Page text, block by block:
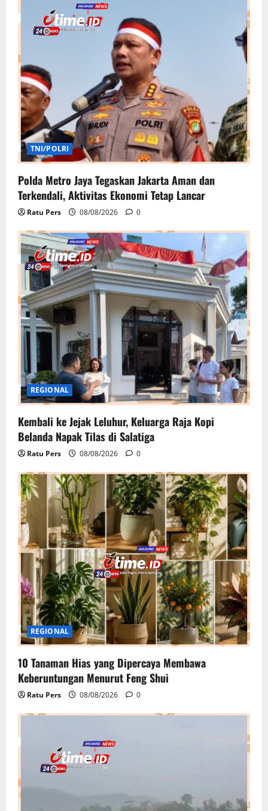
TNI/POLRI
Polda Metro Jaya Tegaskan Jakarta Aman dan
Terkendali, Aktivitas Ekonomi Tetap Lancar
Ratu Pers 08/08/2026 0
REGIONAL
Kembali ke Jejak Leluhur, Keluarga Raja Kopi
Belanda Napak Tilas di Salatiga
Ratu Pers 08/08/2026 0
REGIONAL
10 Tanaman Hias yang Dipercaya Membawa
Keberuntungan Menurut Feng Shui
Ratu Pers 08/08/2026 0